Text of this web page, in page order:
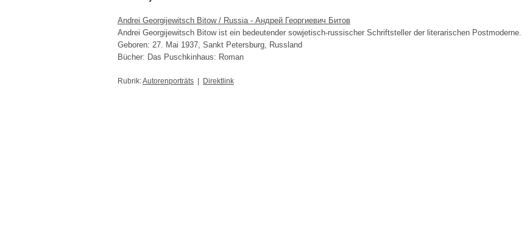
Andrei Georgijewitsch Bitow / Russia - Андрей Георгиевич Битов
Andrei Georgijewitsch Bitow ist ein bedeutender sowjetisch-russischer Schriftsteller der literarischen Postmoderne.
Geboren: 27. Mai 1937, Sankt Petersburg, Russland
Bücher: Das Puschkinhaus: Roman
Rubrik:Autorenporträts Direktlink